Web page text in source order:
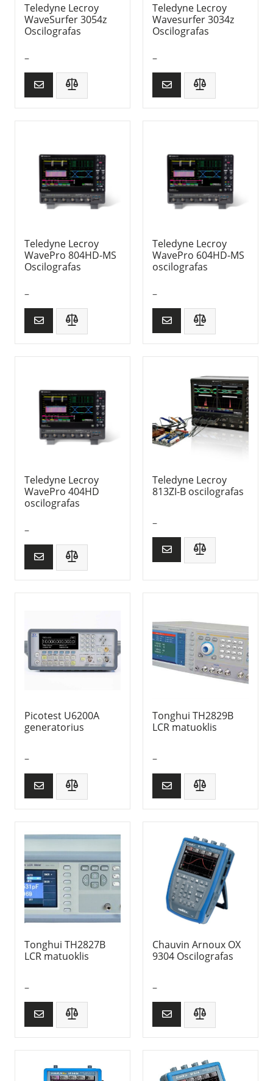
Teledyne Lecroy
WaveSurfer 3054z
Oscilografas
–
Teledyne Lecroy
Wavesurfer 3034z
Oscilografas
–
Teledyne Lecroy
WavePro 804HD-MS
Oscilografas
–
Teledyne Lecroy
WavePro 604HD-MS
oscilografas
–
Teledyne Lecroy
WavePro 404HD
oscilografas
–
Teledyne Lecroy
813ZI-B oscilografas
–
Picotest U6200A
generatorius
–
Tonghui TH2829B
LCR matuoklis
–
Tonghui TH2827B
LCR matuoklis
–
Chauvin Arnoux OX
9304 Oscilografas
–